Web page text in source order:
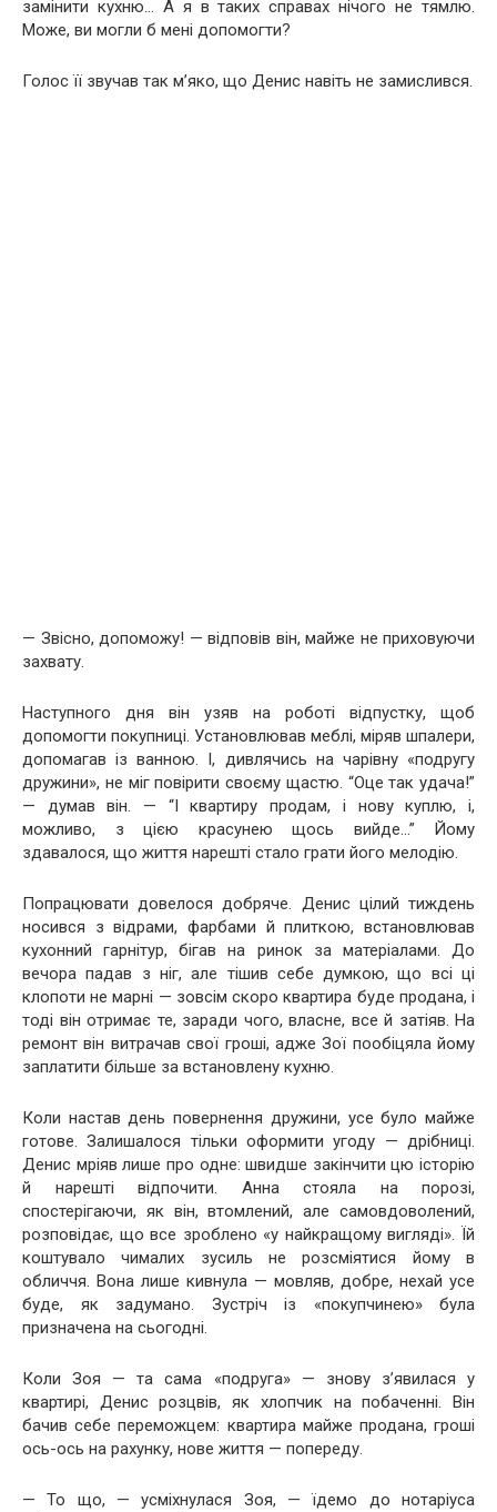
замінити кухню… А я в таких справах нічого не тямлю.
Може, ви могли б мені допомогти?
Голос її звучав так м’яко, що Денис навіть не замислився.
— Звісно, допоможу! — відповів він, майже не приховуючи
захвату.
Наступного дня він узяв на роботі відпустку, щоб
допомогти покупниці. Установлював меблі, міряв шпалери,
допомагав із ванною. І, дивлячись на чарівну «подругу
дружини», не міг повірити своєму щастю. “Оце так удача!”
— думав він. — “І квартиру продам, і нову куплю, і,
можливо, з цією красунею щось вийде…” Йому
здавалося, що життя нарешті стало грати його мелодію.
Попрацювати довелося добряче. Денис цілий тиждень
носився з відрами, фарбами й плиткою, встановлював
кухонний гарнітур, бігав на ринок за матеріалами. До
вечора падав з ніг, але тішив себе думкою, що всі ці
клопоти не марні — зовсім скоро квартира буде продана, і
тоді він отримає те, заради чого, власне, все й затіяв. На
ремонт він витрачав свої гроші, адже Зої пообіцяла йому
заплатити більше за встановлену кухню.
Коли настав день повернення дружини, усе було майже
готове. Залишалося тільки оформити угоду — дрібниці.
Денис мріяв лише про одне: швидше закінчити цю історію
й нарешті відпочити. Анна стояла на порозі,
спостерігаючи, як він, втомлений, але самовдоволений,
розповідає, що все зроблено «у найкращому вигляді». Їй
коштувало чималих зусиль не розсміятися йому в
обличчя. Вона лише кивнула — мовляв, добре, нехай усе
буде, як задумано. Зустріч із «покупчинею» була
призначена на сьогодні.
Коли Зоя — та сама «подруга» — знову з’явилася у
квартирі, Денис розцвів, як хлопчик на побаченні. Він
бачив себе переможцем: квартира майже продана, гроші
ось-ось на рахунку, нове життя — попереду.
— То що, — усміхнулася Зоя, — їдемо до нотаріуса